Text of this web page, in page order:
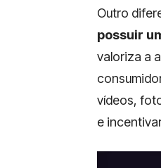
Outro
possuir
valoriza a
vídeos,
e